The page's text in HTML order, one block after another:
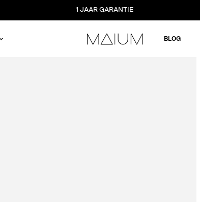
1 JAAR GARANTIE
BLOG